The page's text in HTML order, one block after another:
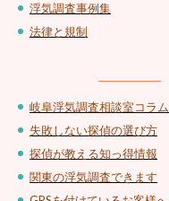
浮気調査事例集
法律と規制
岐阜浮気調査相談室コラム
失敗しない探偵の選び方
探偵が教える知っ得情報
関東の浮気調査できます